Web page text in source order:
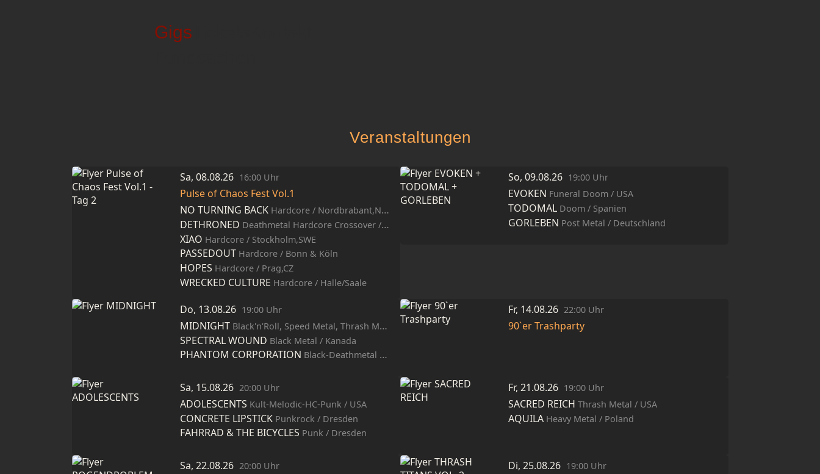
Gigs
Veranstaltungen
Sa, 08.08.26 16:00 Uhr
Pulse of Chaos Fest Vol.1
NO TURNING BACK Hardcore / Nordbrabant,NLD
DETHRONED Deathmetal Hardcore Crossover / Dresden
XIAO Hardcore / Stockholm,SWE
PASSEDOUT Hardcore / Bonn & Köln
HOPES Hardcore / Prag,CZ
WRECKED CULTURE Hardcore / Halle/Saale
So, 09.08.26 19:00 Uhr
EVOKEN Funeral Doom / USA
TODOMAL Doom / Spanien
GORLEBEN Post Metal / Deutschland
Do, 13.08.26 19:00 Uhr
MIDNIGHT Black'n'Roll, Speed Metal, Thrash Metal, Heavy Metal / USA
SPECTRAL WOUND Black Metal / Kanada
PHANTOM CORPORATION Black-Deathmetal / Deutschland
Fr, 14.08.26 22:00 Uhr
90`er Trashparty
Sa, 15.08.26 20:00 Uhr
ADOLESCENTS Kult-Melodic-HC-Punk / USA
CONCRETE LIPSTICK Punkrock / Dresden
FAHRRAD & THE BICYCLES Punk / Dresden
Fr, 21.08.26 19:00 Uhr
SACRED REICH Thrash Metal / USA
AQUILA Heavy Metal / Poland
Sa, 22.08.26 20:00 Uhr Di, 25.08.26 19:00 Uhr